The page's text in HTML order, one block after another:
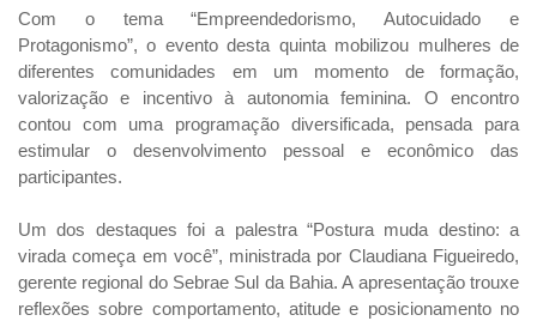
Com o tema “Empreendedorismo, Autocuidado e
Protagonismo”, o evento desta quinta mobilizou mulheres de
diferentes comunidades em um momento de formação,
valorização e incentivo à autonomia feminina. O encontro
contou com uma programação diversificada, pensada para
estimular o desenvolvimento pessoal e econômico das
participantes.
Um dos destaques foi a palestra “Postura muda destino: a
virada começa em você”, ministrada por Claudiana Figueiredo,
gerente regional do Sebrae Sul da Bahia. A apresentação trouxe
reflexões sobre comportamento, atitude e posicionamento no